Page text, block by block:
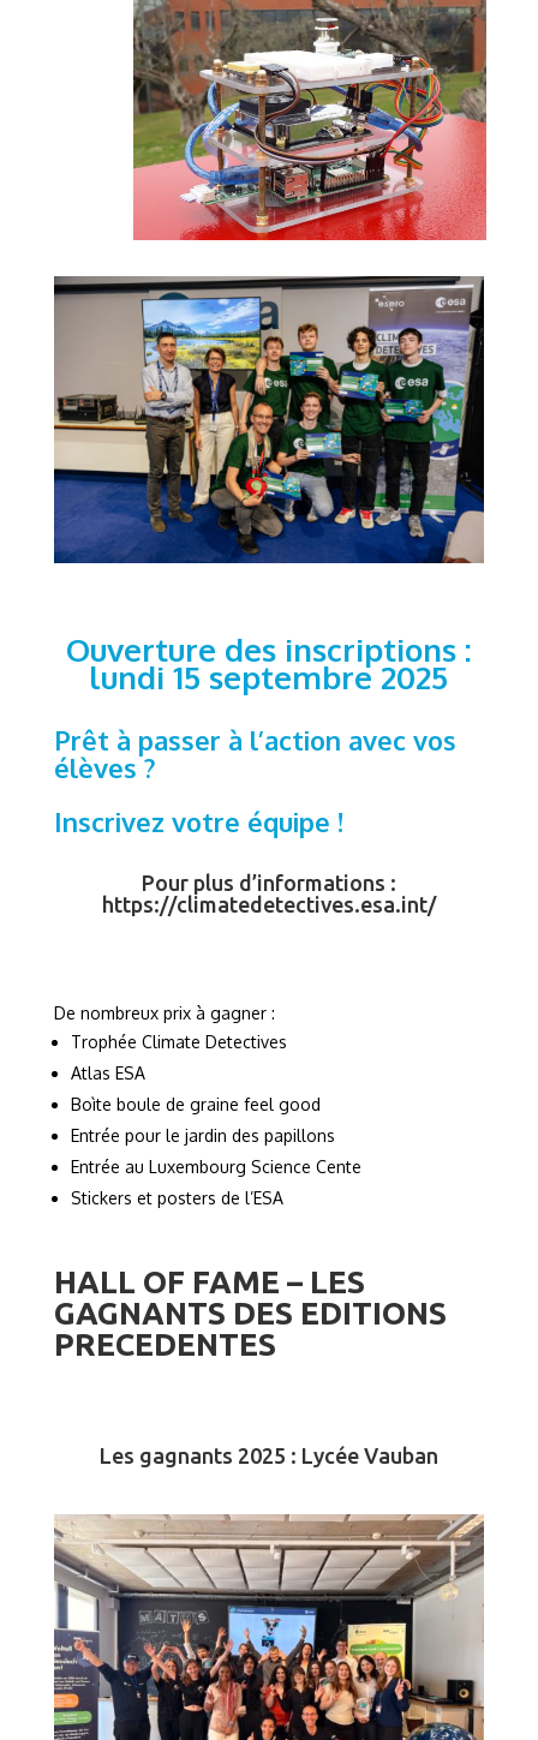
Ouverture des inscriptions :
lundi 15 septembre 2025
Prêt à passer à l’action avec vos
élèves ?
Inscrivez votre équipe !
Pour plus d’informations :
https://climatedetectives.esa.int/
De nombreux prix à gagner :
Trophée Climate Detectives
Atlas ESA
Boìte boule de graine feel good
Entrée pour le jardin des papillons
Entrée au Luxembourg Science Cente
Stickers et posters de l’ESA
HALL OF FAME – LES
GAGNANTS DES EDITIONS
PRECEDENTES
Les gagnants 2025 : Lycée Vauban